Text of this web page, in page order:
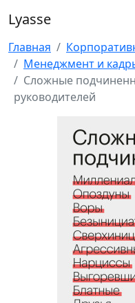
Lyasse
Главная
Менеджмент и
Сложные
руководителей